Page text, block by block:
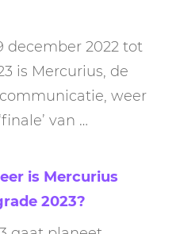
december 2022 tot
is Mercurius, de
weer
van …
is Mercurius
2023?